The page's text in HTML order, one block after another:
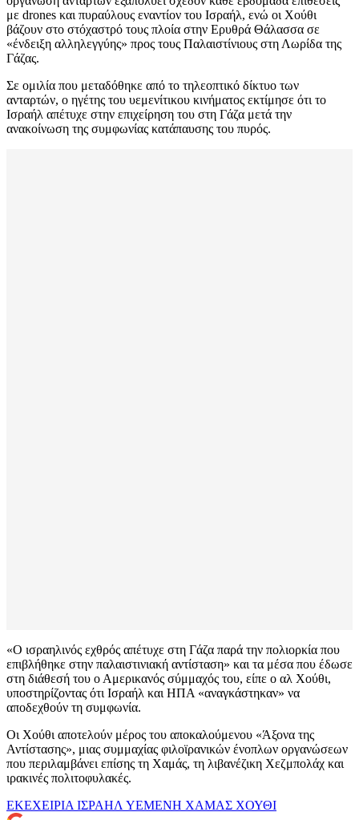
με drones και πυραύλους εναντίον του Ισραήλ, ενώ οι Χούθι
βάζουν στο στόχαστρό τους πλοία στην Ερυθρά Θάλασσα σε
«ένδειξη αλληλεγγύης» προς τους Παλαιστίνιους στη Λωρίδα της
Γάζας.
Σε ομιλία που μεταδόθηκε από το τηλεοπτικό δίκτυο των
ανταρτών, ο ηγέτης του υεμενίτικου κινήματος εκτίμησε ότι το
Ισραήλ απέτυχε στην επιχείρηση του στη Γάζα μετά την
ανακοίνωση της συμφωνίας κατάπαυσης του πυρός.
«Ο ισραηλινός εχθρός απέτυχε στη Γάζα παρά την πολιορκία που
επιβλήθηκε στην παλαιστινιακή αντίσταση» και τα μέσα που έδωσε
στη διάθεσή του ο Αμερικανός σύμμαχός του, είπε ο αλ Χούθι,
υποστηρίζοντας ότι Ισραήλ και ΗΠΑ «αναγκάστηκαν» να
αποδεχθούν τη συμφωνία.
Οι Χούθι αποτελούν μέρος του αποκαλούμενου «Άξονα της
Αντίστασης», μιας συμμαχίας φιλοϊρανικών ένοπλων οργανώσεων
που περιλαμβάνει επίσης τη Χαμάς, τη λιβανέζικη Χεζμπολάχ και
ιρακινές πολιτοφυλακές.
ΕΚΕΧΕΙΡΙΑ ΙΣΡΑΗΛ ΥΕΜΕΝΗ ΧΑΜΑΣ ΧΟΥΘΙ